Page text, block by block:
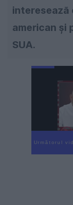
interesează
american şi
SUA.
Următorul